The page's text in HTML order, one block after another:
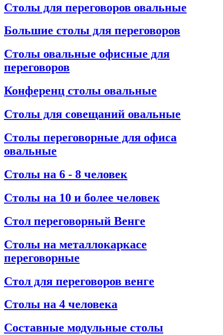
Столы для переговоров овальные
Большие столы для переговоров
Столы овальные офисные для
переговоров
Конференц столы овальные
Столы для совещаний овальные
Столы переговорные для офиса
овальные
Столы на 6 - 8 человек
Столы на 10 и более человек
Стол переговорный Венге
Столы на металлокаркасе
переговорные
Стол для переговоров венге
Столы на 4 человека
Составные модульные столы